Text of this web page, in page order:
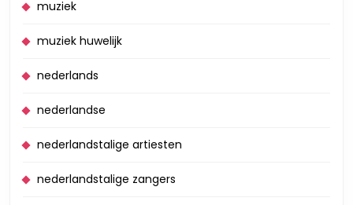
muziek
muziek huwelijk
nederlands
nederlandse
nederlandstalige artiesten
nederlandstalige zangers